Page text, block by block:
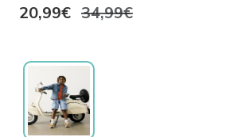
20,99€ 34,99€